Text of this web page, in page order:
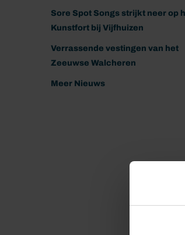
Sore Spot Songs strijkt neer op
Kunstfort bij Vijfhuizen
Verrassende vestingen van het
Zeeuwse Walcheren
Meer Nieuws